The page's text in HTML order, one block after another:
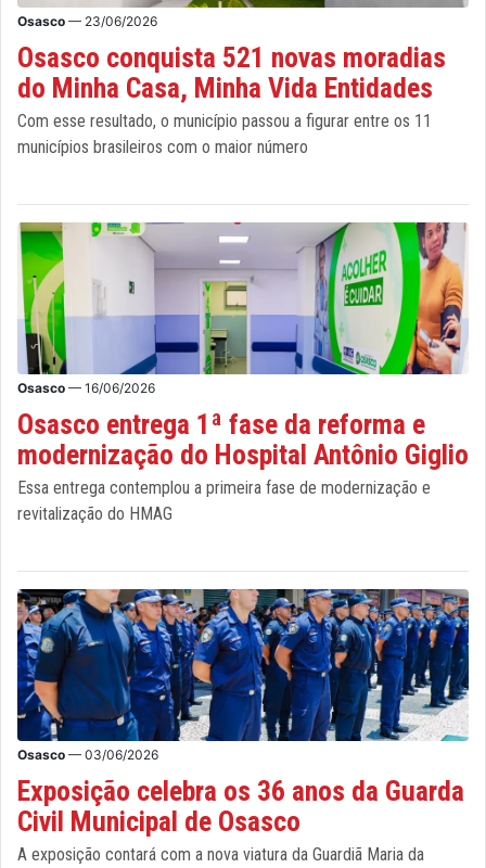
Osasco — 23/06/2026
Osasco conquista 521 novas moradias
do Minha Casa, Minha Vida Entidades
Com esse resultado, o município passou a figurar entre os 11
municípios brasileiros com o maior número
Osasco — 16/06/2026
Osasco entrega 1ª fase da reforma e
modernização do Hospital Antônio Giglio
Essa entrega contemplou a primeira fase de modernização e
revitalização do HMAG
Osasco — 03/06/2026
Exposição celebra os 36 anos da Guarda
Civil Municipal de Osasco
A exposição contará com a nova viatura da Guardiã Maria da